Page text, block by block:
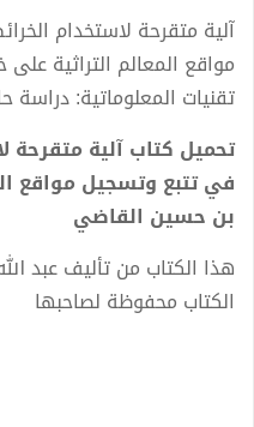
آلية متقرحة لاستخدام
مواقع المعالم التراثية
تقنيات المعلوماتية: دراسة
تحميل كتاب آلية متقرحة
بن حسين القاضي
هذا الكتاب من تأليف عبد
الكتاب محفوظة لصاحبها